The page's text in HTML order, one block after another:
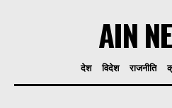
AIN
देश विदेश राजनीति